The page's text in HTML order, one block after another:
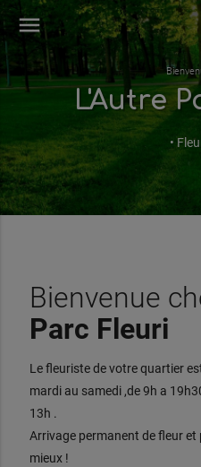
menu
L'Autre
•
Bienvenue
Parc Fleuri
Le fleuriste de votre quartier
mardi au samedi ,de 9h a
13h .
Arrivage permanent de fleur
mieux !